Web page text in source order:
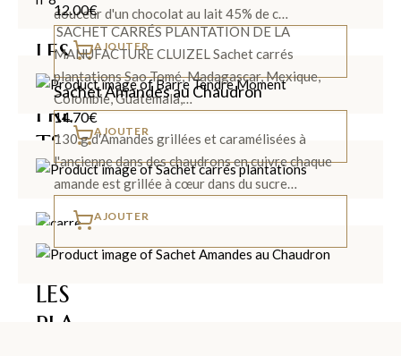
LES
COF
FRE
TS
>
LES
PLA
douceur d'un chocolat au lait 45% de c…
AJOUTER
12.00€
SACHET CARRÉS PLANTATION DE LA
MANUFACTURE CLUIZEL Sachet carrés
plantations Sao Tomé, Madagascar, Mexique,
Colombie, Guatémala,…
AJOUTER
Sachet Amandes au Chaudron
14.70€
130 g d'Amandes grillées et caramélisées à
l'ancienne dans des chaudrons en cuivre chaque
amande est grillée à cœur dans du sucre…
AJOUTER